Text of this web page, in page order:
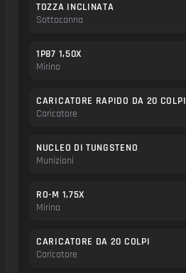
TOZZA INCLINATA
Sottocanna
1P87 1,50X
Mirino
CARICATORE RAPIDO DA 20 COLPI
Caricatore
NUCLEO DI TUNGSTENO
Munizioni
RO-M 1,75X
Mirino
CARICATORE DA 20 COLPI
Caricatore